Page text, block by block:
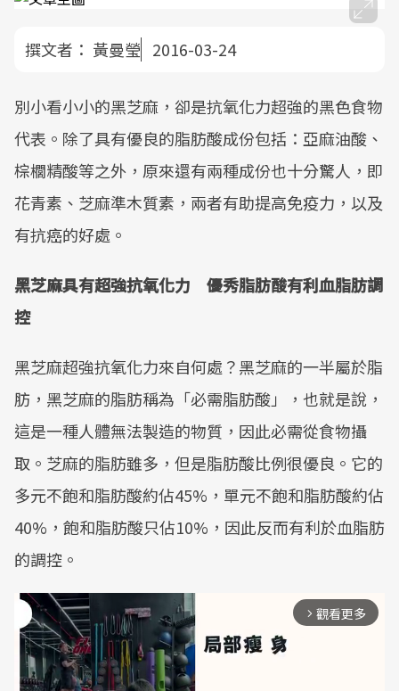
撰文者： 黃曼瑩 2016-03-24
別小看小小的黑芝麻，卻是抗氧化力超強的黑色食物
代表。除了具有優良的脂肪酸成份包括：亞麻油酸、
棕櫚精酸等之外，原來還有兩種成份也十分驚人，即
花青素、芝麻準木質素，兩者有助提高免疫力，以及
有抗癌的好處。
黑芝麻具有超強抗氧化力 優秀脂肪酸有利血脂肪調
控
黑芝麻超強抗氧化力來自何處？黑芝麻的一半屬於脂
肪，黑芝麻的脂肪稱為「必需脂肪酸」，也就是說，
這是一種人體無法製造的物質，因此必需從食物攝
取。芝麻的脂肪雖多，但是脂肪酸比例很優良。它的
多元不飽和脂肪酸約佔45%，單元不飽和脂肪酸約佔
40%，飽和脂肪酸只佔10%，因此反而有利於血脂肪
的調控。
arrow_forward_ios 觀看更多